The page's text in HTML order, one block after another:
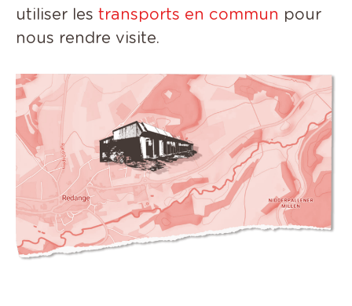
utiliser les transports en commun pour
nous rendre visite.